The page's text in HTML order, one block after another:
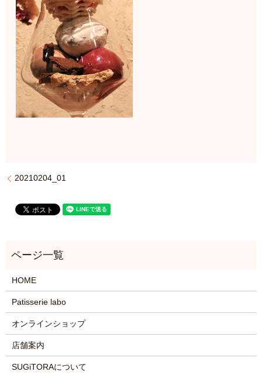
20210204_01
HOME
Patisserie labo
オンラインショップ
店舗案内
SUGiTORAについて